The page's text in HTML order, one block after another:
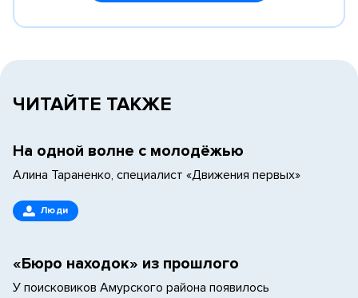
ЧИТАЙТЕ ТАКЖЕ
На одной волне с молодёжью
Алина Тараненко, специалист «Движения первых»
Люди
«Бюро находок» из прошлого
У поисковиков Амурского района появилось